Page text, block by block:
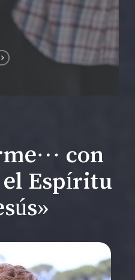
con
Espíritu